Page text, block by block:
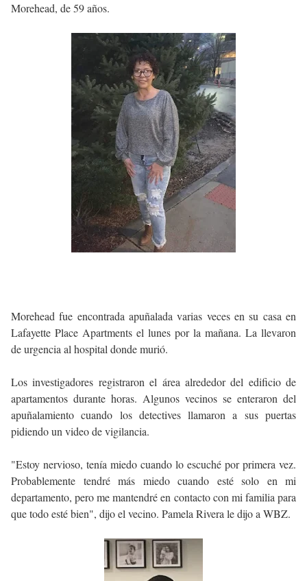
Morehead, de 59 años.
Morehead fue encontrada apuñalada varias veces en su casa en
Lafayette Place Apartments el lunes por la mañana. La llevaron
de urgencia al hospital donde murió.
Los investigadores registraron el área alrededor del edificio de
apartamentos durante horas. Algunos vecinos se enteraron del
apuñalamiento cuando los detectives llamaron a sus puertas
pidiendo un video de vigilancia.
"Estoy nervioso, tenía miedo cuando lo escuché por primera vez.
Probablemente tendré más miedo cuando esté solo en mi
departamento, pero me mantendré en contacto con mi familia para
que todo esté bien", dijo el vecino. Pamela Rivera le dijo a WBZ.